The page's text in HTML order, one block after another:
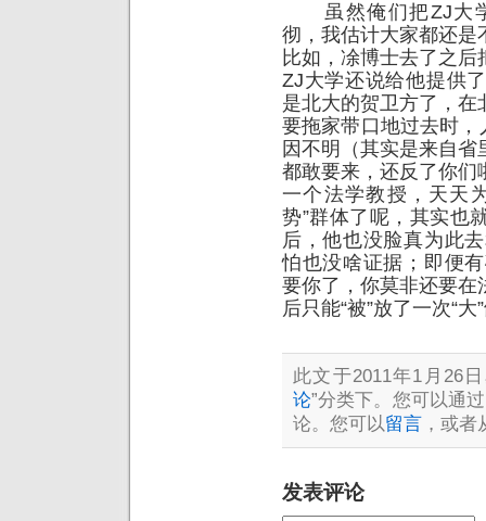
虽然俺们把ZJ大学
彻，我估计大家都还是
比如，凃博士去了之
ZJ大学还说给他提供
是北大的贺卫方了，
要拖家带口地过去时，
因不明（其实是来自
都敢要来，还反了你们
一个法学教授，天天
势”群体了呢，其实也
后，他也没脸真为此
怕也没啥证据；即便
要你了，你莫非还要在
后只能“被”放了一次“大
此文于2011年1月26
论”分类下。您可以通过
论。您可以留言 ，或
发表评论